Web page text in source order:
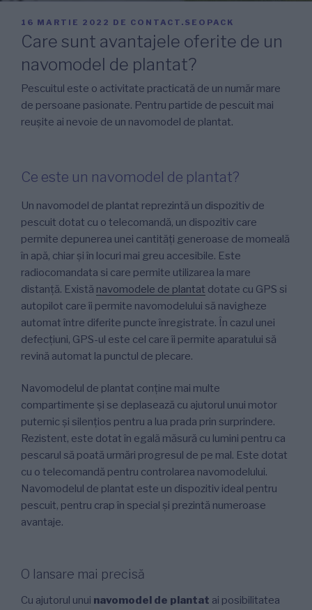
PUBLICAT
PE
16 MARTIE 2022 DE CONTACT.SEOPACK
Care sunt avantajele oferite de un
navomodel de plantat?
Pescuitul este o activitate practicată de un număr mare
de persoane pasionate. Pentru partide de pescuit mai
reușite ai nevoie de un navomodel de plantat.
Ce este un navomodel de plantat?
Un navomodel de plantat reprezintă un dispozitiv de
pescuit dotat cu o telecomandă, un dispozitiv care
permite depunerea unei cantități generoase de momeală
în apă, chiar și în locuri mai greu accesibile. Este
radiocomandata si care permite utilizarea la mare
distanță. Există navomodele de plantat dotate cu GPS si
autopilot care îi permite navomodelului să navigheze
automat între diferite puncte înregistrate. În cazul unei
defecțiuni, GPS-ul este cel care îi permite aparatului să
revină automat la punctul de plecare.
Navomodelul de plantat conține mai multe
compartimente și se deplasează cu ajutorul unui motor
puternic și silențios pentru a lua prada prin surprindere.
Rezistent, este dotat în egală măsură cu lumini pentru ca
pescarul să poată urmări progresul de pe mal. Este dotat
cu o telecomandă pentru controlarea navomodelului.
Navomodelul de plantat este un dispozitiv ideal pentru
pescuit, pentru crap în special și prezintă numeroase
avantaje.
O lansare mai precisă
Cu ajutorul unui navomodel de plantat ai posibilitatea